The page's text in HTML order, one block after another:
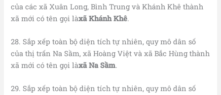
của các xã Xuân Long, Bình Trung và Khánh Khê thành
xã mới có tên gọi làxã Khánh Khê.
28. Sắp xếp toàn bộ diện tích tự nhiên, quy mô dân số
của thị trấn Na Sầm, xã Hoàng Việt và xã Bắc Hùng thành
xã mới có tên gọi làxã Na Sầm.
29. Sắp xếp toàn bộ diện tích tự nhiên, quy mô dân số